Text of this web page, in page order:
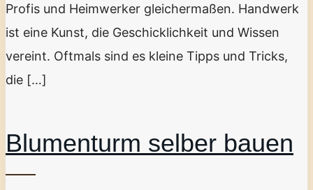
Profis und Heimwerker gleichermaßen. Handwerk
ist eine Kunst, die Geschicklichkeit und Wissen
vereint. Oftmals sind es kleine Tipps und Tricks,
die […]
Blumenturm selber bauen